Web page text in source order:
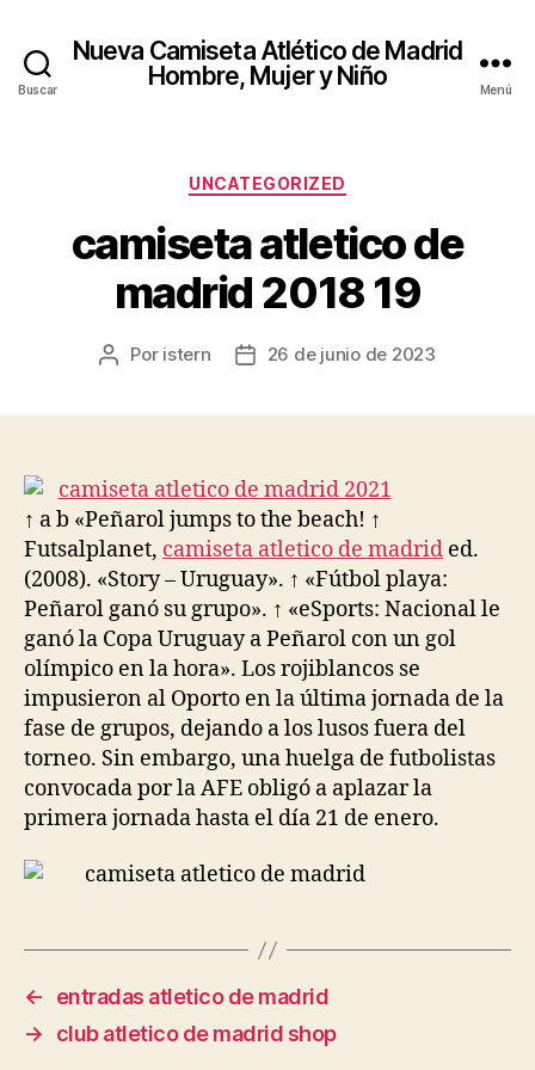
Buscar
Nueva Camiseta Atlético de Madrid
Hombre, Mujer y Niño
Menú
Categorías
UNCATEGORIZED
camiseta atletico de
madrid 2018 19
Autor
Por istern
Fecha26 de junio de 2023
↑ a b «Peñarol jumps to the beach! ↑
Futsalplanet, camiseta atletico de madrid ed.
(2008). «Story – Uruguay». ↑ «Fútbol playa:
Peñarol ganó su grupo». ↑ «eSports: Nacional le
ganó la Copa Uruguay a Peñarol con un gol
olímpico en la hora». Los rojiblancos se
impusieron al Oporto en la última jornada de la
fase de grupos, dejando a los lusos fuera del
torneo. Sin embargo, una huelga de futbolistas
convocada por la AFE obligó a aplazar la
primera jornada hasta el día 21 de enero.
←
entradas atletico de madrid
→
club atletico de madrid shop